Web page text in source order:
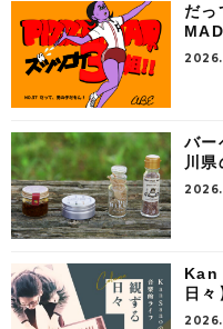
だっ
バー
川県
Kan
日